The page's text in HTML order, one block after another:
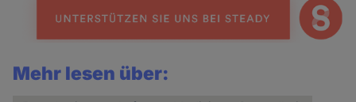
Mehr lesen über: